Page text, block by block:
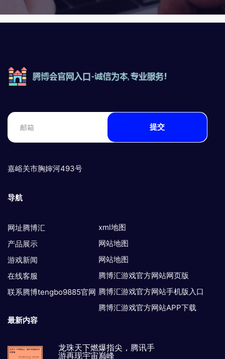
提交
嘉峪关市胸婶河493号
导航
网址腾博汇
产品展示
游戏新闻
在线客服
联系腾博tengbo9885官网
xml地图
网站地图
网站地图
腾博汇游戏官方网站网页版
腾博汇游戏官方网站手机版入口
腾博汇游戏官方网站APP下载
最新内容
龙珠天下燃爆指尖，腾讯手
游再现宇宙巅峰